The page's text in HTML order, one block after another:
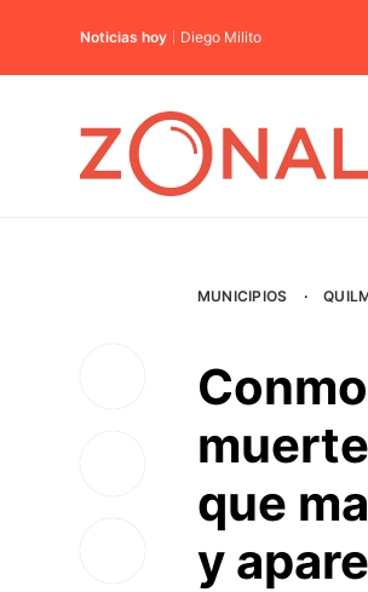
Noticias hoy Diego Milito
MUNICIPIOS ·
que
y